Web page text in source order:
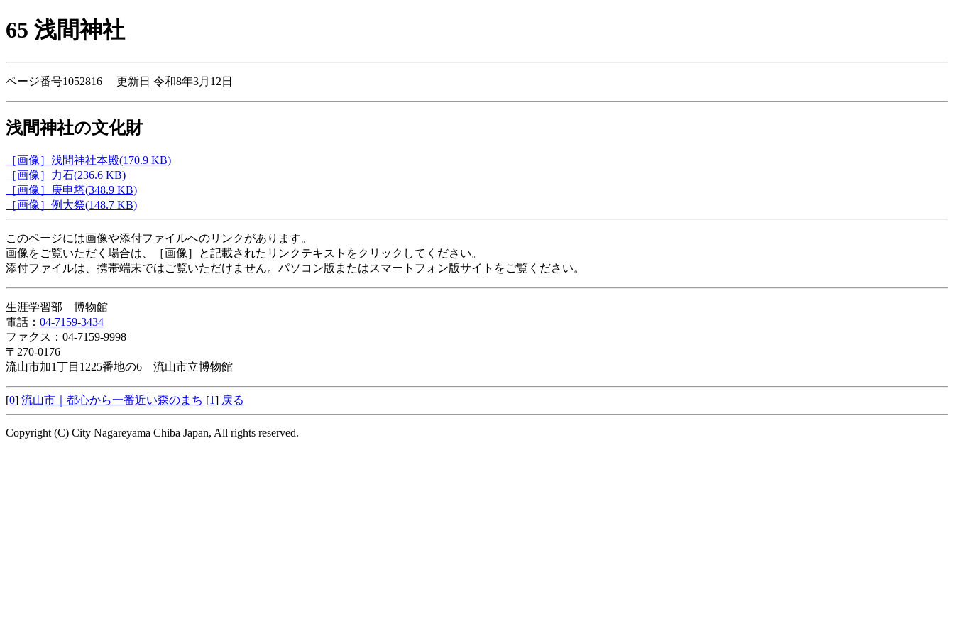
65 浅間神社
ページ番号1052816 更新日 令和8年3月12日
浅間神社の文化財
［画像］浅間神社本殿(170.9 KB)
［画像］力石(236.6 KB)
［画像］庚申塔(348.9 KB)
［画像］例大祭(148.7 KB)
このページには画像や添付ファイルへのリンクがあります。
画像をご覧いただく場合は、［画像］と記載されたリンクテキストをクリックしてください。
添付ファイルは、携帯端末ではご覧いただけません。パソコン版またはスマートフォン版サイトをご覧ください。
生涯学習部 博物館
電話： 04-7159-3434
ファクス：04-7159-9998
〒270-0176
流山市加1丁目1225番地の6 流山市立博物館
[0] 流山市｜都心から一番近い森のまち [1] 戻る
Copyright (C) City Nagareyama Chiba Japan, All rights reserved.